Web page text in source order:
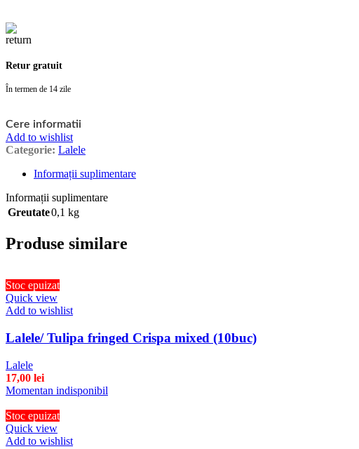
Retur gratuit
În termen de 14 zile
Cere informatii
Add to wishlist
Categorie: Lalele
Informații suplimentare
Informații suplimentare
Greutate0,1 kg
Produse similare
Stoc epuizat
Quick view
Add to wishlist
Lalele/ Tulipa fringed Crispa mixed (10buc)
Lalele
17,00 lei
Momentan indisponibil
Stoc epuizat
Quick view
Add to wishlist